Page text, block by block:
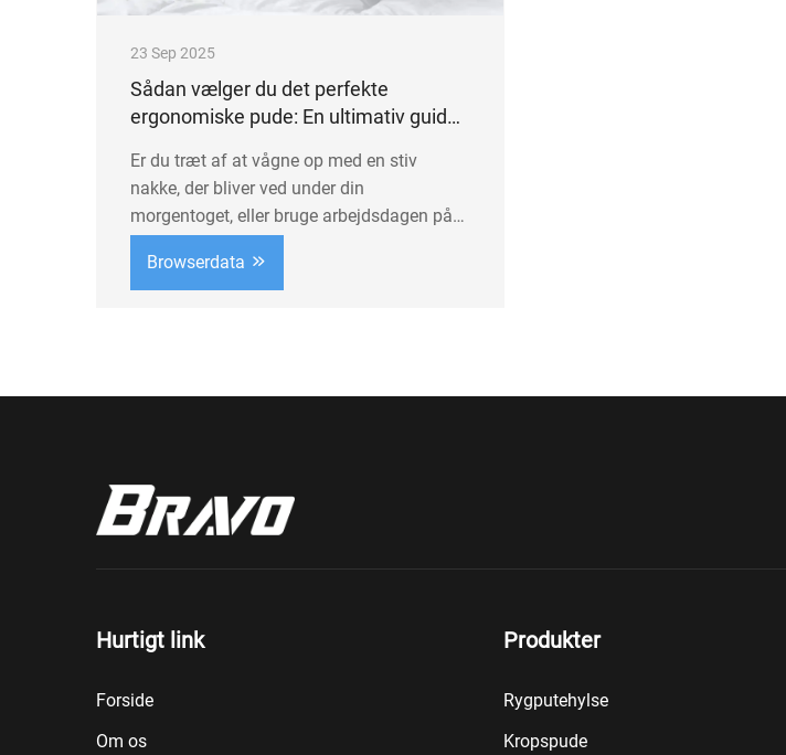
23 Sep 2025
Sådan vælger du det perfekte
ergonomiske pude: En ultimativ guide
Er du træt af at vågne op med en stiv
nakke, der bliver ved under din
morgentoget, eller bruge arbejdsdagen på
koncentration? Du er ikke alene. I dagens
Browserdata
Hurtigt link
Forside
Om os
Produkter
Rygputehylse
Kropspude